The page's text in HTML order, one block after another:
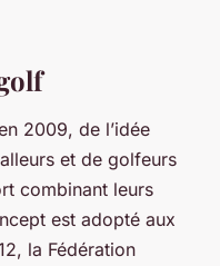
2009, de l’idée
et de golfeurs
combinant leurs
est adopté aux
la Fédération